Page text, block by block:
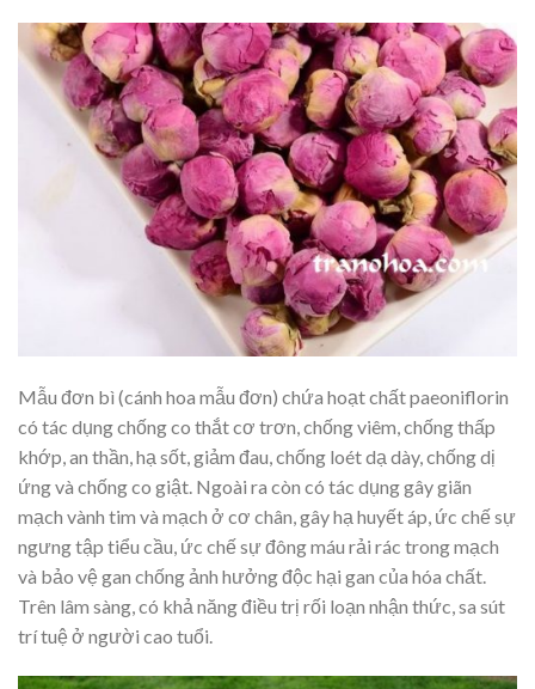
Mẫu đơn bì (cánh hoa mẫu đơn) chứa hoạt chất paeoniflorin
có tác dụng chống co thắt cơ trơn, chống viêm, chống thấp
khớp, an thần, hạ sốt, giảm đau, chống loét dạ dày, chống dị
ứng và chống co giật. Ngoài ra còn có tác dụng gây giãn
mạch vành tim và mạch ở cơ chân, gây hạ huyết áp, ức chế sự
ngưng tập tiểu cầu, ức chế sự đông máu rải rác trong mạch
và bảo vệ gan chống ảnh hưởng độc hại gan của hóa chất.
Trên lâm sàng, có khả năng điều trị rối loạn nhận thức, sa sút
trí tuệ ở người cao tuổi.